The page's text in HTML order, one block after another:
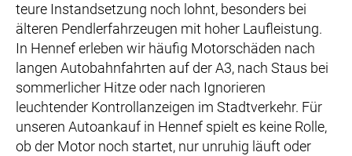
teure Instandsetzung noch lohnt, besonders bei
älteren Pendlerfahrzeugen mit hoher Laufleistung.
In Hennef erleben wir häufig Motorschäden nach
langen Autobahnfahrten auf der A3, nach Staus bei
sommerlicher Hitze oder nach Ignorieren
leuchtender Kontrollanzeigen im Stadtverkehr. Für
unseren Autoankauf in Hennef spielt es keine Rolle,
ob der Motor noch startet, nur unruhig läuft oder